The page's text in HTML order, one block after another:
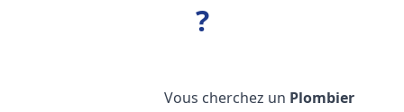
?
Vous cherchez un Plombier